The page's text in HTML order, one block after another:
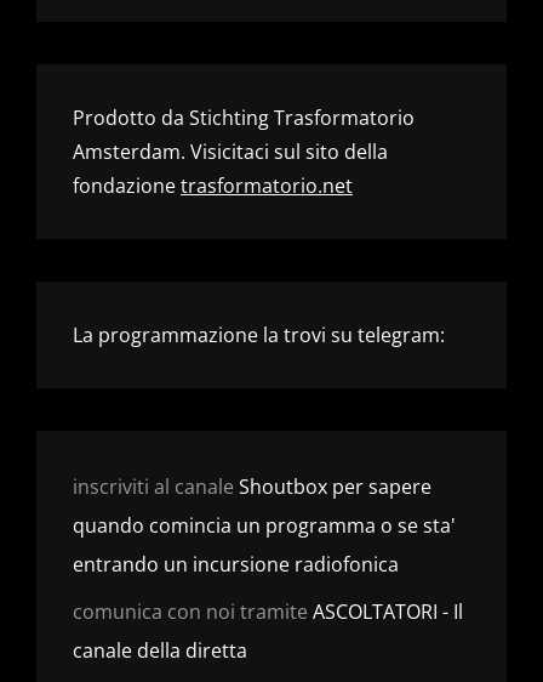
Prodotto da Stichting Trasformatorio
Amsterdam. Visicitaci sul sito della
fondazionetrasformatorio.net
La programmazione la trovi su telegram:
inscriviti al canale Shoutbox per sapere
quando comincia un programma o se sta'
entrando un incursione radiofonica
comunica con noi tramite ASCOLTATORI - Il
canale della diretta